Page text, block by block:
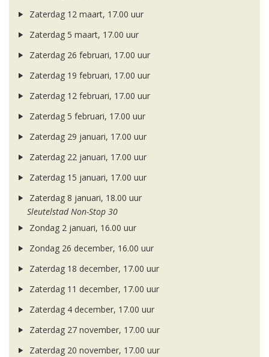
Zaterdag 12 maart, 17.00 uur
Zaterdag 5 maart, 17.00 uur
Zaterdag 26 februari, 17.00 uur
Zaterdag 19 februari, 17.00 uur
Zaterdag 12 februari, 17.00 uur
Zaterdag 5 februari, 17.00 uur
Zaterdag 29 januari, 17.00 uur
Zaterdag 22 januari, 17.00 uur
Zaterdag 15 januari, 17.00 uur
Zaterdag 8 januari, 18.00 uur
Sleutelstad Non-Stop 30
Zondag 2 januari, 16.00 uur
Zondag 26 december, 16.00 uur
Zaterdag 18 december, 17.00 uur
Zaterdag 11 december, 17.00 uur
Zaterdag 4 december, 17.00 uur
Zaterdag 27 november, 17.00 uur
Zaterdag 20 november, 17.00 uur